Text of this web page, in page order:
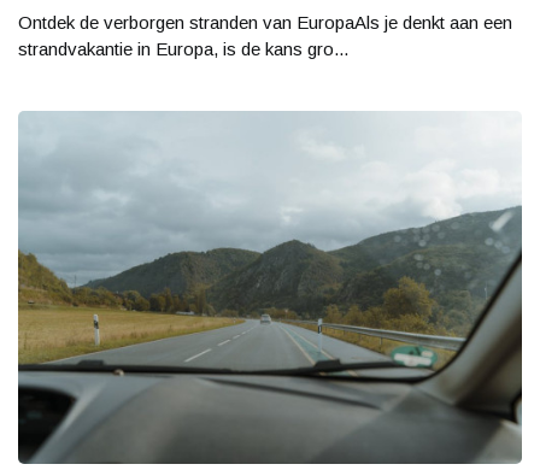
Ontdek de verborgen stranden van EuropaAls je denkt aan een
strandvakantie in Europa, is de kans gro...